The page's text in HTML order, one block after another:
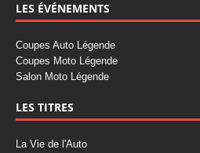
LES ÉVÉNEMENTS
Coupes Auto Légende
Coupes Moto Légende
Salon Moto Légende
LES TITRES
La Vie de l'Auto